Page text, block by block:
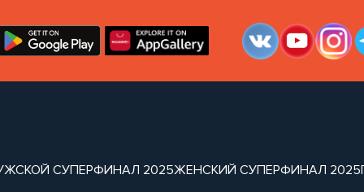
СУПЕРФИНАЛ 2025ЖЕНСКИЙ СУПЕРФИНАЛ 2025